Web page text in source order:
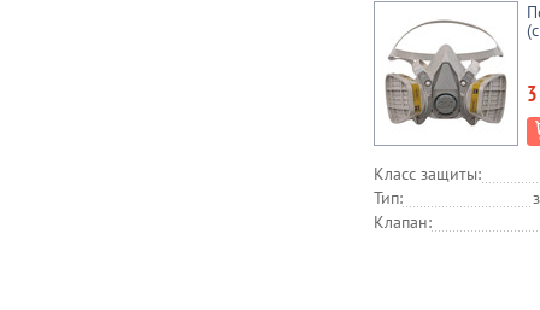
Класс защиты:
Тип:
Клапан: